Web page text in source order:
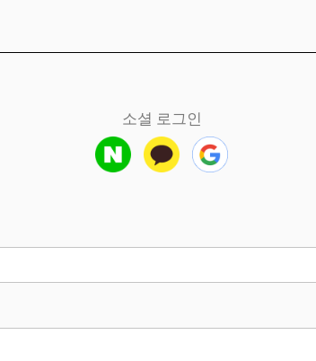
소셜 로그인